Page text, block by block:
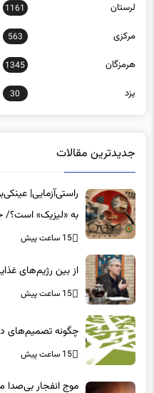
مرکزی 563
هرمزگان 1345
یزد 30
راستی‌آزمایی|
به «لیزیک» است؟/
می‌کنند؟
15 ساعت پیش
15 ساعت پیش
15 ساعت پیش
نگیرید